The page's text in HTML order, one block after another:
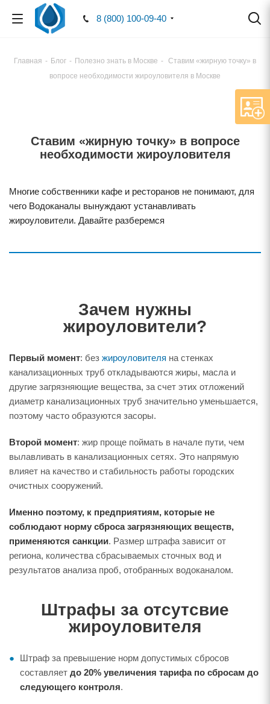
8 (800) 100-09-40
Главная - Блог - Полезно знать в Москве - Ставим «жирную точку» в
вопросе необходимости жироуловителя в Москве
Ставим «жирную точку» в вопросе
необходимости жироуловителя
Многие собственники кафе и ресторанов не понимают, для
чего Водоканалы вынуждают устанавливать
жироуловители. Давайте разберемся
Зачем нужны
жироуловители?
Первый момент: без жироуловителя на стенках
канализационных труб откладываются жиры, масла и
другие загрязняющие вещества, за счет этих отложений
диаметр канализационных труб значительно уменьшается,
поэтому часто образуются засоры.
Второй момент: жир проще поймать в начале пути, чем
вылавливать в канализационных сетях. Это напрямую
влияет на качество и стабильность работы городских
очистных сооружений.
Именно поэтому, к предприятиям, которые не
соблюдают норму сброса загрязняющих веществ,
применяются санкции. Размер штрафа зависит от
региона, количества сбрасываемых сточных вод и
результатов анализа проб, отобранных водоканалом.
Штрафы за отсутсвие
жироуловителя
Штраф за превышение норм допустимых сбросов
составляет до 20% увеличения тарифа по сбросам до
следующего контроля.